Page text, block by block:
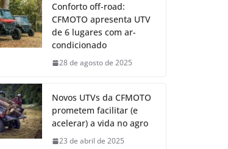
Conforto off-road:
CFMOTO apresenta UTV
de 6 lugares com ar-
condicionado
28 de agosto de 2025
Novos UTVs da CFMOTO
prometem facilitar (e
acelerar) a vida no agro
23 de abril de 2025